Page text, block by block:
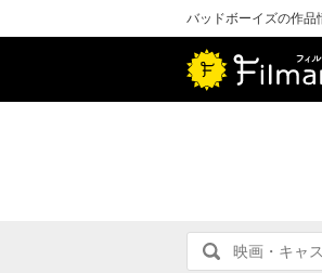
バッドボーイズの作品